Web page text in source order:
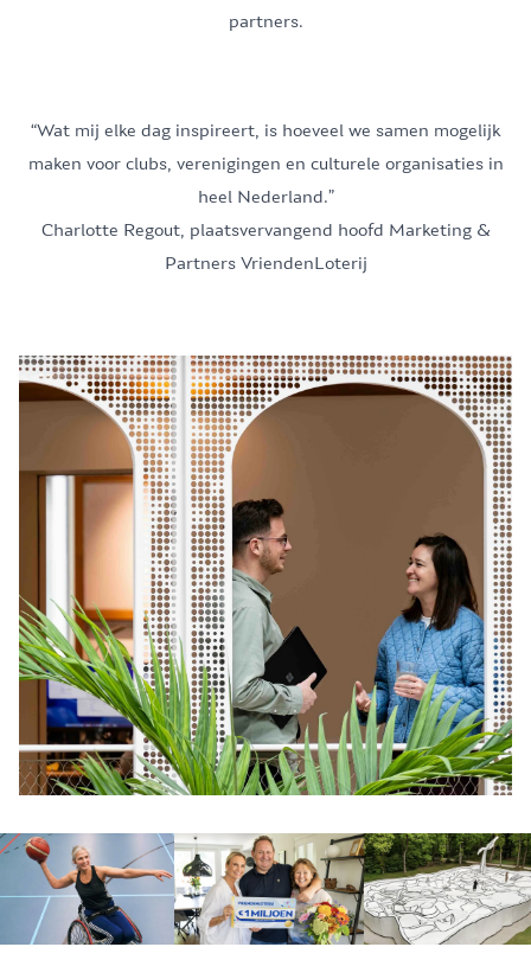
partners.
“Wat mij elke dag inspireert, is hoeveel we samen mogelijk
maken voor clubs, verenigingen en culturele organisaties in
heel Nederland.”
Charlotte Regout, plaatsvervangend hoofd Marketing &
Partners VriendenLoterij